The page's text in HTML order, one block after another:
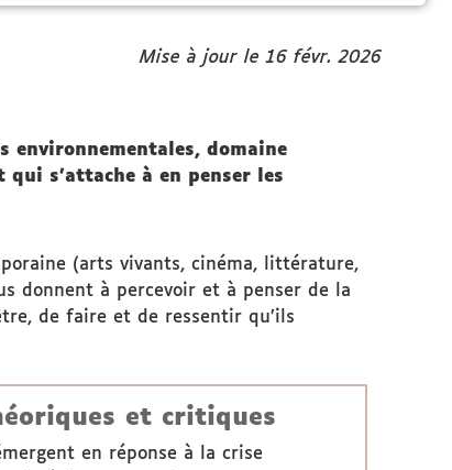
Mise à jour le 16 févr. 2026
domaine
s’attache à en penser les
(arts vivants, cinéma, littérature,
donnent à percevoir et à penser de la
de faire et de ressentir qu’ils
et critiques
en réponse à la crise